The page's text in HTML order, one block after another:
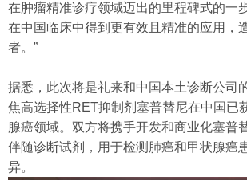
在肿瘤精准诊疗领域迈出的里程碑式的一
在中国临床中得到更有效且精准的应用，
者。”
据悉，此次将是礼来和中国本土诊断公司
焦高选择性RET抑制剂塞普替尼在中国已
腺癌领域。双方将携手开发和商业化塞普
伴随诊断试剂，用于检测肺癌和甲状腺癌
异。